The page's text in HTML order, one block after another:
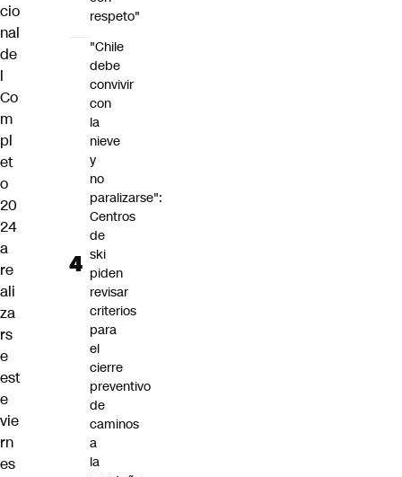
cio
nal
de
l
Co
m
pl
et
o
20
24
a
re
ali
za
rs
e
est
e
vie
rn
es
respeto"
"Chile
debe
convivir
con
la
nieve
y
no
paralizarse":
Centros
de
ski
piden
revisar
criterios
para
el
cierre
preventivo
de
caminos
a
la